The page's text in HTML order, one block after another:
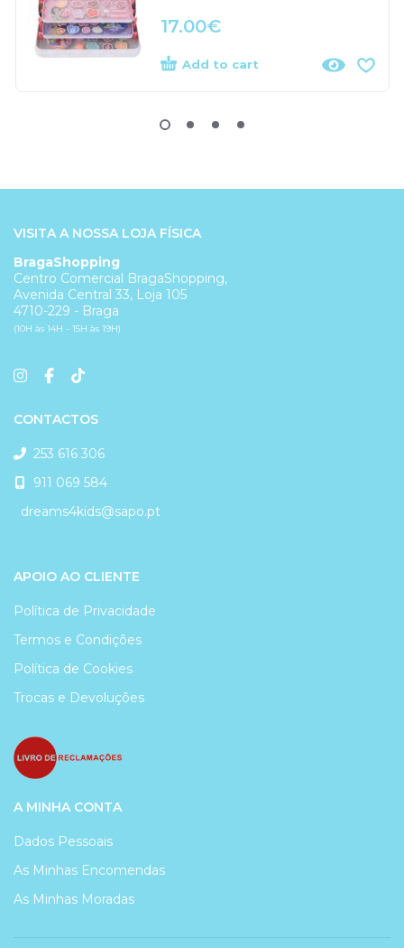
17.00€
Add to cart
VISITA A NOSSA LOJA FÍSICA
BragaShopping
Centro Comercial BragaShopping,
Avenida Central 33, Loja 105
4710-229 - Braga
(10H às 14H - 15H às 19H)
CONTACTOS
253 616 306
911 069 584
dreams4kids@sapo.pt
APOIO AO CLIENTE
Política de Privacidade
Termos e Condições
Política de Cookies
Trocas e Devoluções
A MINHA CONTA
Dados Pessoais
As Minhas Encomendas
As Minhas Moradas